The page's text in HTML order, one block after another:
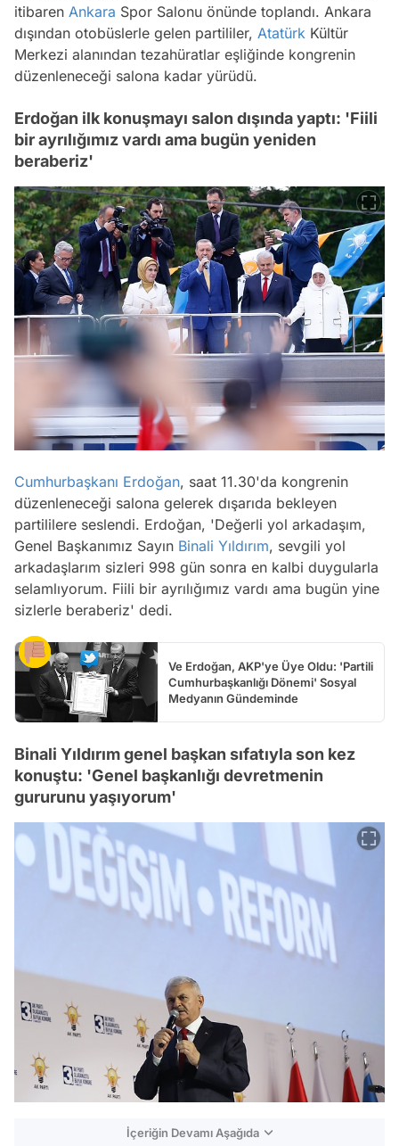
itibaren Ankara Spor Salonu önünde toplandı. Ankara
dışından otobüslerle gelen partililer, Atatürk Kültür
Merkezi alanından tezahüratlar eşliğinde kongrenin
düzenleneceği salona kadar yürüdü.
Erdoğan ilk konuşmayı salon dışında yaptı: 'Fiili
bir ayrılığımız vardı ama bugün yeniden
beraberiz'
Cumhurbaşkanı Erdoğan, saat 11.30'da kongrenin
düzenleneceği salona gelerek dışarıda bekleyen
partililere seslendi. Erdoğan, 'Değerli yol arkadaşım,
Genel Başkanımız Sayın Binali Yıldırım, sevgili yol
arkadaşlarım sizleri 998 gün sonra en kalbi duygularla
selamlıyorum. Fiili bir ayrılığımız vardı ama bugün yine
sizlerle beraberiz' dedi.
Ve Erdoğan, AKP'ye Üye Oldu: 'Partili
Cumhurbaşkanlığı Dönemi' Sosyal
Medyanın Gündeminde
Binali Yıldırım genel başkan sıfatıyla son kez
konuştu: 'Genel başkanlığı devretmenin
gururunu yaşıyorum'
İçeriğin Devamı Aşağıda